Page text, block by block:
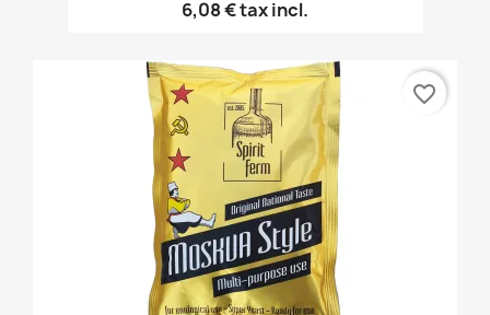
6,08 €tax incl.
favorite_border